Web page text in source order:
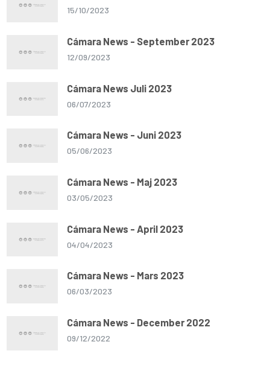
15/10/2023
Cámara News - September 2023
12/09/2023
Cámara News Juli 2023
06/07/2023
Cámara News - Juni 2023
05/06/2023
Cámara News - Maj 2023
03/05/2023
Cámara News - April 2023
04/04/2023
Cámara News - Mars 2023
06/03/2023
Cámara News - December 2022
09/12/2022